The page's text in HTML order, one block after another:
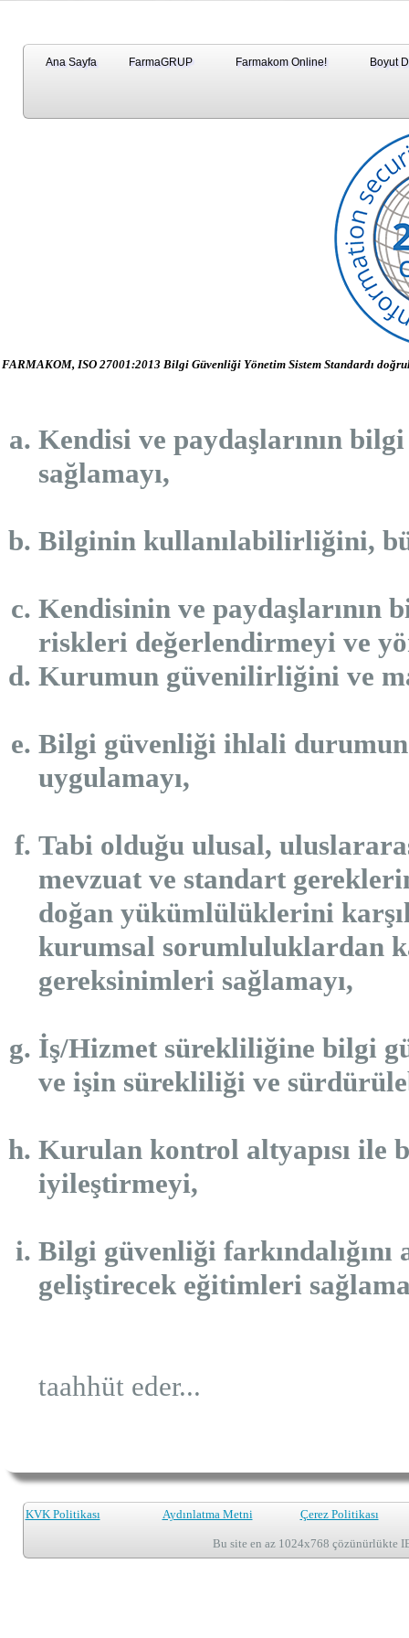
Ana Sayfa FarmaGRUP Farmakom Online! Boyut
FARMAKOM, ISO 27001:2013 Bilgi Güvenliği Yönetim Sistem Standardı
Kendisi ve paydaşlarının
sağlamayı,
Bilginin kullanılabilirliğini,
Kendisinin ve paydaşlarının
riskleri değerlendirmeyi ve
Kurumun güvenilirliğini ve
Bilgi güvenliği ihlali
uygulamayı,
Tabi olduğu ulusal,
mevzuat ve standart
doğan yükümlülüklerini
kurumsal sorumluluklardan
gereksinimleri sağlamayı,
İş/Hizmet sürekliliğine bilgi
ve işin sürekliliği ve
Kurulan kontrol altyapısı ile
iyileştirmeyi,
Bilgi güvenliği
geliştirecek eğitimleri
taahhüt eder...
KVK Politikası Aydınlatma Metni Çerez Politikası
Bu site en az 1024x768 çözünürlükte